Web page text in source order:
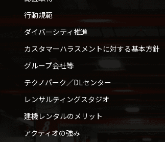
行動規範
ダイバーシティ推進
カスタマーハラスメントに対する基本方針
グループ会社等
テクノパーク／DLセンター
レンサルティングスタジオ
建機レンタルのメリット
アクティオの強み